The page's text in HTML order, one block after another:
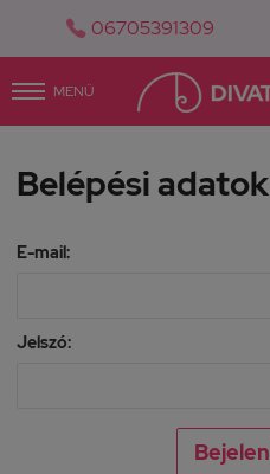
 06705391309
MENÜ
Belépési adatok
E-mail:
Jelszó: